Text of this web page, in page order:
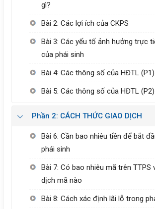
gì?
Bài 2: Các lợi ích của CKPS
Bài 3: Các yếu tố ảnh hưởng trực
của phái sinh
Bài 4: Các thông số của HĐTL (P1)
Bài 5: Các thông số của HĐTL (P2)
Phần 2: CÁCH THỨC GIAO DỊCH
Bài 6: Cần bao nhiêu tiền để bắt
phái sinh
Bài 7: Có bao nhiêu mã trên TTPS
dịch mã nào
Bài 8: Cách xác định lãi lỗ trong